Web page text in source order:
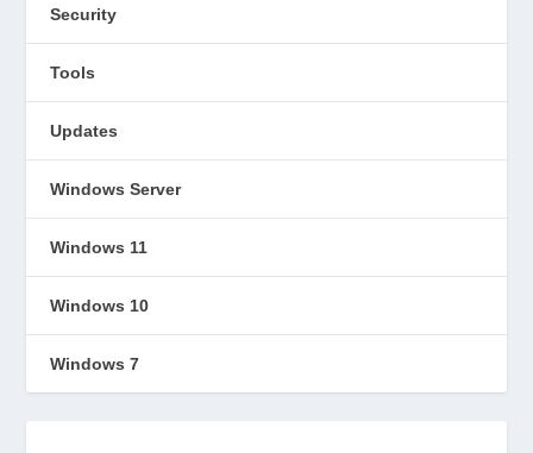
Security
Tools
Updates
Windows Server
Windows 11
Windows 10
Windows 7